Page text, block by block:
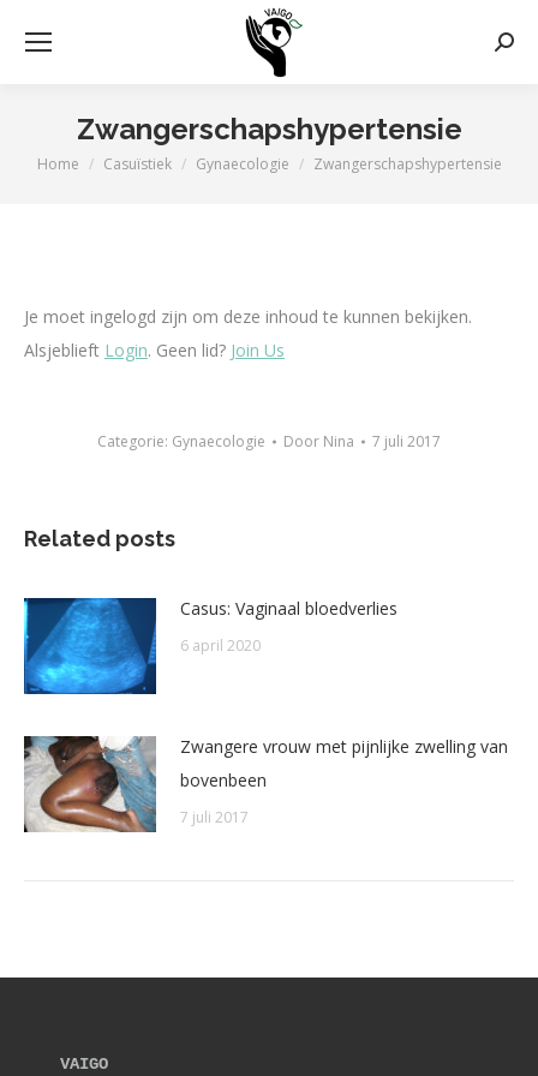
Zwangerschapshypertensie
Je bent hier:
Home Casuïstiek Gynaecologie Zwangerschapshypertensie
Je moet ingelogd zijn om deze inhoud te kunnen bekijken.
Alsjeblieft Login. Geen lid? Join Us
Categorie: Gynaecologie Door Nina 7 juli 2017
Related posts
Casus: Vaginaal bloedverlies
6 april 2020
Zwangere vrouw met pijnlijke zwelling van
bovenbeen
7 juli 2017
VAIGO